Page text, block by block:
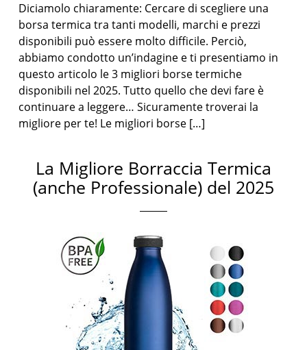
Diciamolo chiaramente: Cercare di scegliere una
borsa termica tra tanti modelli, marchi e prezzi
disponibili può essere molto difficile. Perciò,
abbiamo condotto un’indagine e ti presentiamo in
questo articolo le 3 migliori borse termiche
disponibili nel 2025. Tutto quello che devi fare è
continuare a leggere… Sicuramente troverai la
migliore per te! Le migliori borse […]
La Migliore Borraccia Termica
(anche Professionale) del 2025